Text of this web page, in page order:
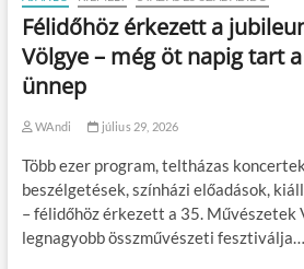
Félidőhöz érkezett a
Völgye – még öt napig tart
ünnep
WAndi július 29, 2026
Több ezer program, teltházas
beszélgetések, színházi előadások,
– félidőhöz érkezett a 35. Művészetek
legnagyobb összművészeti fesztiválja…